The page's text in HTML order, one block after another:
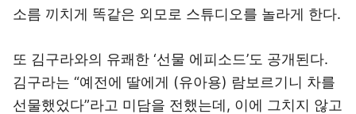
소름 끼치게 똑같은 외모로 스튜디오를 놀라게 한다.
또 김구라와의 유쾌한 ‘선물 에피소드’도 공개된다.
김구라는 “예전에 딸에게 (유아용) 람보르기니 차를
선물했었다”라고 미담을 전했는데, 이에 그치지 않고